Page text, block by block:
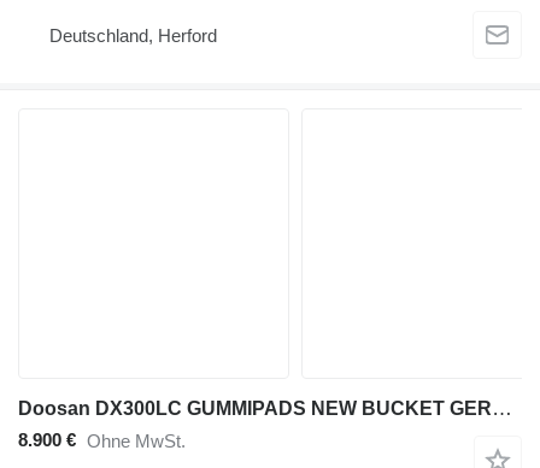
Deutschland, Herford
Doosan DX300LC GUMMIPADS NEW BUCKET GERMAN
8.900 € Ohne MwSt.